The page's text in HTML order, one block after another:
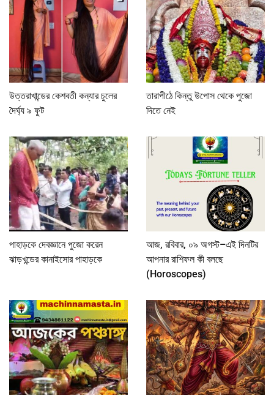
উত্তরাখান্ডের কেশবতী কন্যার চুলের
দৈর্ঘ্য ৯ ফুট
তারাপীঠে কিন্তু উপোস থেকে পুজো
দিতে নেই
পাহাড়কে দেবজ্ঞানে পুজো করেন
ঝাড়খন্ডের কানাইসোর পাহাড়কে
আজ, রবিবার, ০৯ অগস্ট–এই দিনটির
আপনার রাশিফল কী বলছে
(Horoscopes)